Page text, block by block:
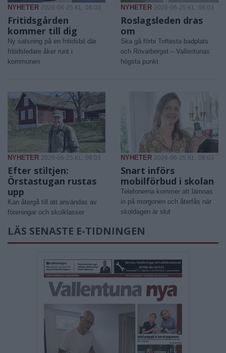
NYHETER 2026-06-25 KL. 08:03
Fritidsgården
kommer till dig
Ny satsning på en fritidsbil där
fritidsledare åker runt i
kommunen
NYHETER 2026-06-25 KL. 08:03
Roslagsleden dras
om
Ska gå förbi Toftesta badplats
och Rövarberget – Vallentunas
högsta punkt
NYHETER 2026-06-25 KL. 08:03
Efter stiltjen:
Örstastugan rustas
upp
Kan återgå till att användas av
föreningar och skolklasser
NYHETER 2026-06-25 KL. 08:03
Snart införs
mobilförbud i skolan
Telefonerna kommer att lämnas
in på morgonen och återfås när
skoldagen är slut
LÄS SENASTE E-TIDNINGEN